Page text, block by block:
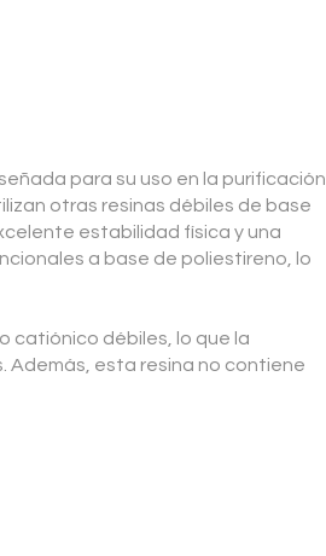
para su uso en la purificación
otras resinas débiles de base
estabilidad física y una
a base de poliestireno, lo
catiónico débiles, lo que la
Además, esta resina no contiene